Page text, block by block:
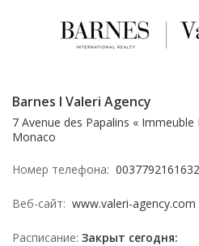
Barnes I Valeri Agency
7 Avenue des Papalins «
Monaco
Номер телефона: 0037792161632
Веб-сайт: www.valeri-agency.com
Расписание: Закрыт сегодня: